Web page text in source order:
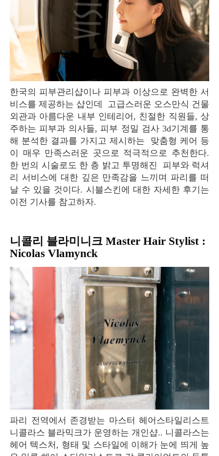
한국의 피부관리샵이나 피부과 이상으로 완벽한 서
비스를 제공하는 샵인데 고급스러운 오스만식 건물
외관과 아름다운 내부 인테리어, 친절한 직원들, 상
주하는 피부과 의사들, 피부 정밀 검사 3d기계를 통
해 분석한 결과를 가지고 제시하는 맞춤형 케어 등
이 매우 만족스러운 곳으로 적극적으로 추천한다.
한 번의 시술로도 한 층 밝고 투명해진 피부와 럭셔
리 서비스에 대한 깊은 만족감을 느끼며 파리를 떠
날 수 있을 것이다. 시블스킨에 대한 자세한 후기는
이전 기사를 참고하자.
니콜리 블라미니크 Master Hair Stylist :
Nicolas Vlamynck
파리 전역에서 존경받는 마스터 헤어스타일리스트
니콜라스 블라믹크가 운영하는 개인샵.. 니콜라스는
헤어 텍스처, 형태 및 스타일에 이해가 눈에 띄게 높